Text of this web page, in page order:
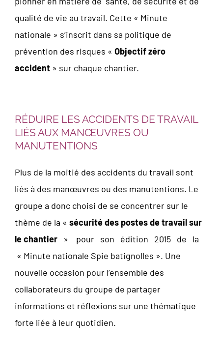
qualité de vie au travail. Cette « Minute
nationale » s’inscrit dans sa politique de
prévention des risques « Objectif zéro
accident » sur chaque chantier.
RÉDUIRE LES ACCIDENTS DE TRAVAIL
LIÉS AUX MANŒUVRES OU
MANUTENTIONS
Plus de la moitié des accidents du travail sont
liés à des manœuvres ou des manutentions. Le
groupe a donc choisi de se concentrer sur le
thème de la « sécurité des postes de travail sur
le chantier » pour son édition 2015 de la
« Minute nationale Spie batignolles ». Une
nouvelle occasion pour l’ensemble des
collaborateurs du groupe de partager
informations et réflexions sur une thématique
forte liée à leur quotidien.